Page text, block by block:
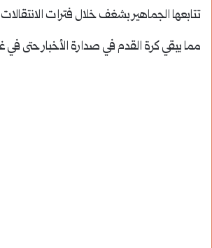
تتابعها الجماهير بشغف خلال فترات
مما يبقي كرة القدم في صدارة الأخبار حتى في